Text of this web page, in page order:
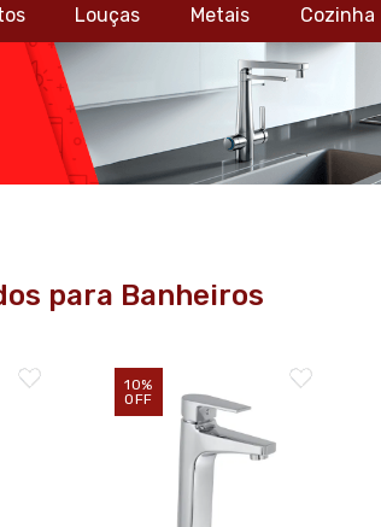
Louças Metais Cozinha
para Banheiros
10%
OFF